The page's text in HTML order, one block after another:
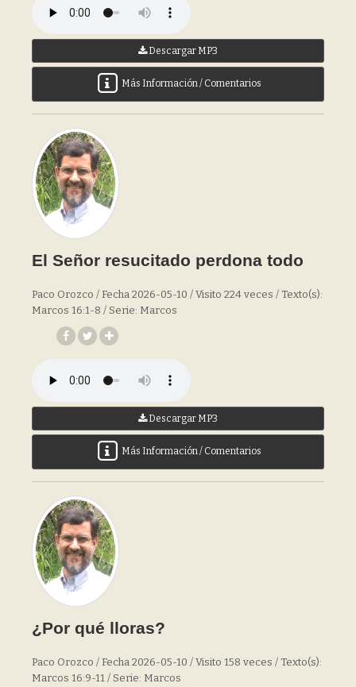
Descargar MP3
Más Información / Comentarios
El Señor resucitado perdona todo
Paco Orozco / Fecha 2026-05-10 / Visito 224 veces / Texto(s):
Marcos 16:1-8 / Serie: Marcos
Descargar MP3
Más Información / Comentarios
¿Por qué lloras?
Paco Orozco / Fecha 2026-05-10 / Visito 158 veces / Texto(s):
Marcos 16:9-11 / Serie: Marcos